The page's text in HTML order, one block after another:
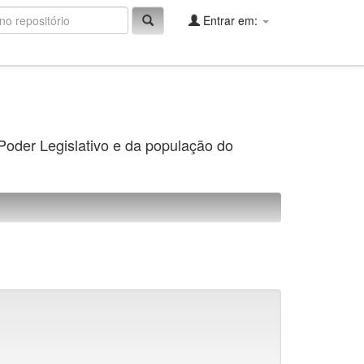
Entrar em:
Legislativo e da população do